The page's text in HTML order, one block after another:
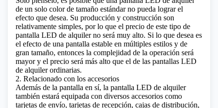
de un solo color de tamaño estándar no pueda lograr el
efecto que desea. Su producción y construcción son
relativamente simples, por lo que el precio de este tipo de
pantalla LED de alquiler no será muy alto. Si lo que desea es
el efecto de una pantalla estable en múltiples estilos y de
gran tamaño, entonces la complejidad de la operación será
mayor y el precio será más alto que el de las pantallas LED
de alquiler ordinarias.
2. Relacionado con los accesorios
Además de la pantalla en sí, la pantalla LED de alquiler
también estará equipada con diversos accesorios como
tarjetas de envío, tarjetas de recepción, cajas de distribución,